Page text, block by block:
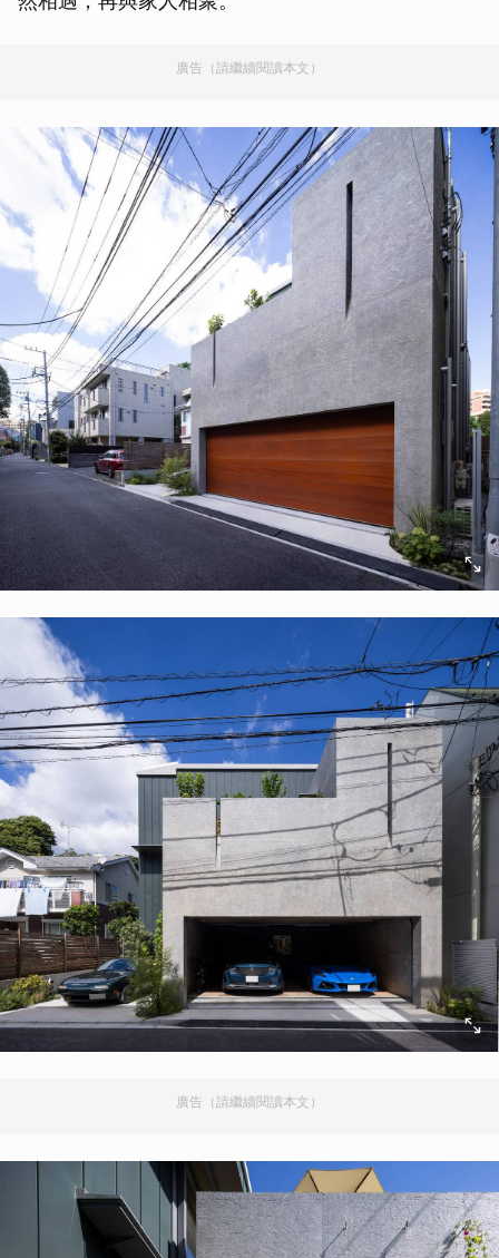
廣告（請繼續閱讀本文）
廣告（請繼續閱讀本文）